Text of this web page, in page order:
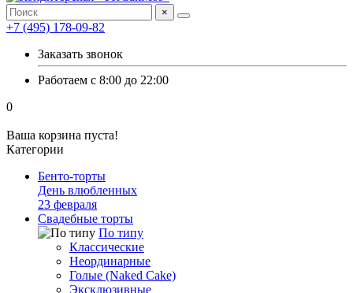
×
+7 (495) 178-09-82
Заказать звонок
Работаем с 8:00 до 22:00
0
Ваша корзина пуста!
Категории
Бенто-торты
День влюбленных
23 февраля
Свадебные торты
По типу
Классические
Неординарные
Голые (Naked Cake)
Эксклюзивные